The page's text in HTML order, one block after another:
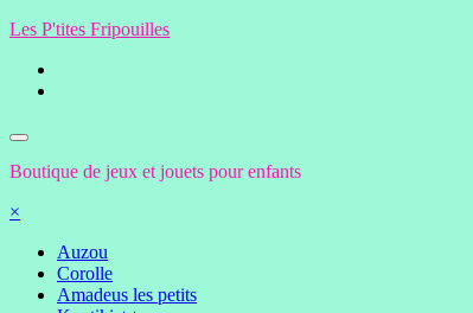
Aller
contenu
Les P'tites Fripouilles
Boutique de jeux et jouets pour enfants
×
Auzou
Corolle
Amadeus les petits